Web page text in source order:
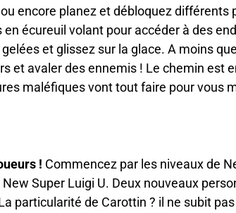
encore planez et débloquez différents
écureuil volant pour accéder à des
et glissez sur la glace. A moins
et avaler des ennemis ! Le chemin est
maléfiques vont tout faire pour vous
! Commencez par les niveaux de
Super Luigi U. Deux nouveaux
particularité de Carottin ? il ne subit